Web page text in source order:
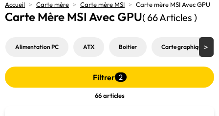
Accueil > Carte mère > Carte mère MSI > Carte mère MSI Avec GPU
Carte Mère MSI Avec GPU( 66 Articles )
Alimentation PC ATX Boitier Carte graphique
Filtrer 2
66 articles